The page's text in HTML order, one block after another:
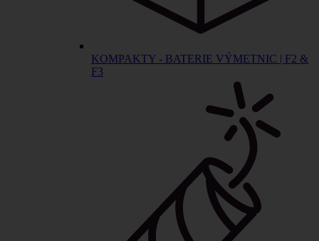
KOMPAKTY - BATERIE VÝMETNIC | F2 &
F3